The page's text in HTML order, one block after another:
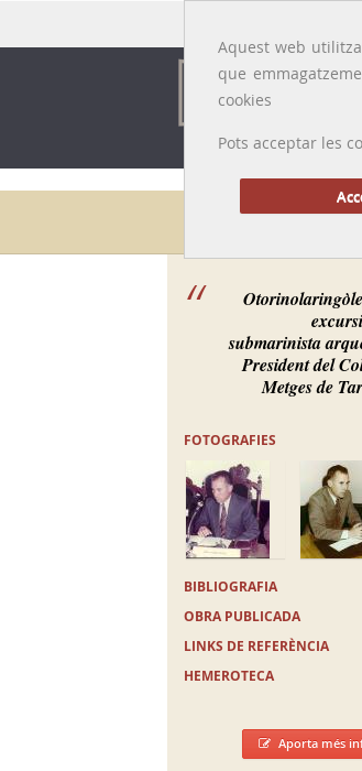
Aquest web
que
cookies
Pots acceptar les
Galeria de
submarinista
President del
Metges de
FOTOGRAFIES
BIBLIOGRAFIA
OBRA PUBLICADA
LINKS DE REFERÈNCIA
HEMEROTECA
Aporta més